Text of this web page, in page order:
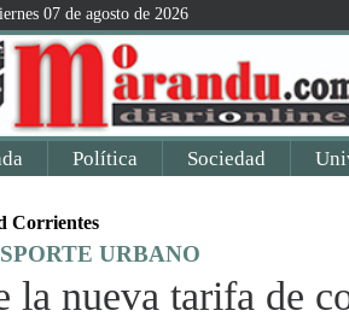
07 de agosto de 2026
Política Sociedad
Corrientes
URBANO
la nueva tarifa de